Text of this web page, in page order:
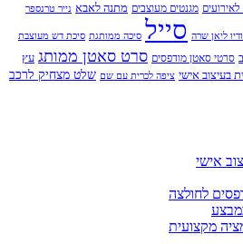
מגנטים מעוצבים מתנה לאבא נייר טרנספר
ליאן שרה סייל סיכה ממותגת סיכת דש מעוצבת
סרטי סאטן מודפסים סרט סאטן ממותג עץ
בעיצוב אישי ציפה לכרית עם שם שלט מצחיק לרכב
אישי
לחולצה
מקצועית